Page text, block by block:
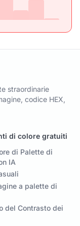
straordinarie
codice HEX,
di colore gratuiti
di Palette di
IA
a palette di
del Contrasto dei